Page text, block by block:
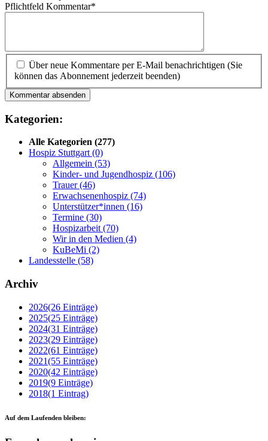
Pflichtfeld Kommentar*
Über neue Kommentare per E-Mail benachrichtigen (Sie
können das Abonnement jederzeit beenden)
Kommentar absenden
Kategorien:
Alle Kategorien (277)
Hospiz Stuttgart (0)
Allgemein (53)
Kinder- und Jugendhospiz (106)
Trauer (46)
Erwachsenenhospiz (74)
Unterstützer*innen (16)
Termine (30)
Hospizarbeit (70)
Wir in den Medien (4)
KuBeMi (2)
Landesstelle (58)
Archiv
2026(26 Einträge)
2025(25 Einträge)
2024(31 Einträge)
2023(29 Einträge)
2022(61 Einträge)
2021(55 Einträge)
2020(42 Einträge)
2019(9 Einträge)
2018(1 Eintrag)
Auf dem Laufenden bleiben: